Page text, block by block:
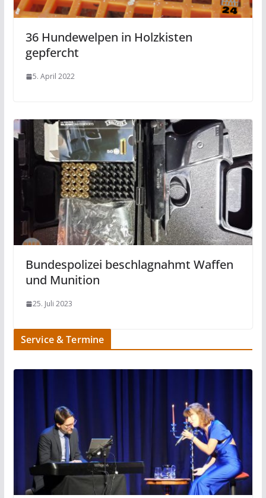
36 Hundewelpen in Holzkisten
gepfercht
5. April 2022
Bundespolizei beschlagnahmt Waffen
und Munition
25. Juli 2023
Service & Termine